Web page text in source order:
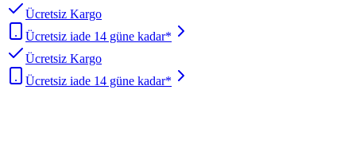
Ücretsiz Kargo
Ücretsiz iade 14 güne kadar*
Ücretsiz Kargo
Ücretsiz iade 14 güne kadar*